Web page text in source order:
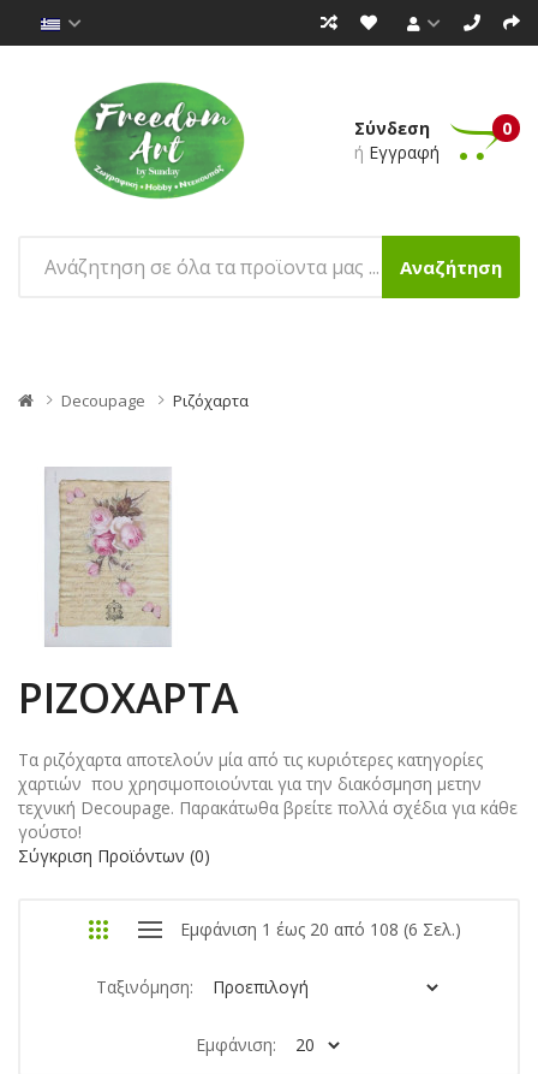
Σύνδεση
ή Εγγραφή
0
Αναζήτηση
Decoupage Ριζόχαρτα
ΡΙΖΌΧΑΡΤΑ
Τα ριζόχαρτα αποτελούν μία από τις κυριότερες κατηγορίες
χαρτιών που χρησιμοποιούνται για την διακόσμηση μετην
τεχνική Decoupage. Παρακάτωθα βρείτε πολλά σχέδια για κάθε
γούστο!
Σύγκριση Προϊόντων (0)
Εμφάνιση 1 έως 20 από 108 (6 Σελ.)
Ταξινόμηση:
Εμφάνιση: